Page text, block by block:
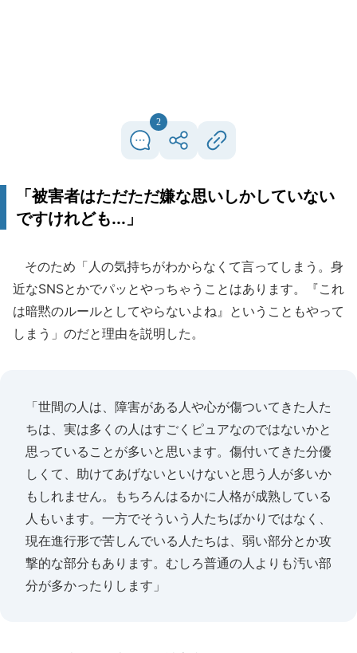
2
「被害者はただただ嫌な思いしかしていない
ですけれども...」
そのため「人の気持ちがわからなくて言ってしまう。身
近なSNSとかでパッとやっちゃうことはあります。『これ
は暗黙のルールとしてやらないよね』ということもやって
しまう」のだと理由を説明した。
「世間の人は、障害がある人や心が傷ついてきた人た
ちは、実は多くの人はすごくピュアなのではないかと
思っていることが多いと思います。傷付いてきた分優
しくて、助けてあげないといけないと思う人が多いか
もしれません。もちろんはるかに人格が成熟している
人もいます。一方でそういう人たちばかりではなく、
現在進行形で苦しんでいる人たちは、弱い部分とか攻
撃的な部分もあります。むしろ普通の人よりも汚い部
分が多かったりします」